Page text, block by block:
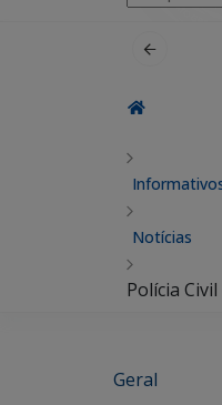
por:
Notícias
Polícia
Geral